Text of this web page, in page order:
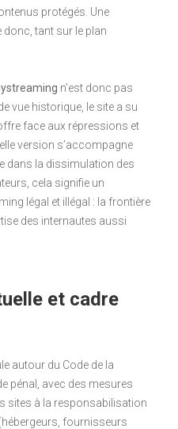
protégés. Une
donc, tant sur le plan
n’est donc pas
vue historique, le site a su
face aux répressions et
version s’accompagne
dans la dissimulation des
cela signifie un
légal et illégal : la frontière
des internautes aussi
et cadre
autour du Code de la
pénal, avec des mesures
sites à la responsabilisation
fournisseurs